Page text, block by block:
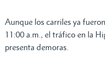
Aunque los carriles ya
11:00 a.m., el tráfico en la
presenta demoras.